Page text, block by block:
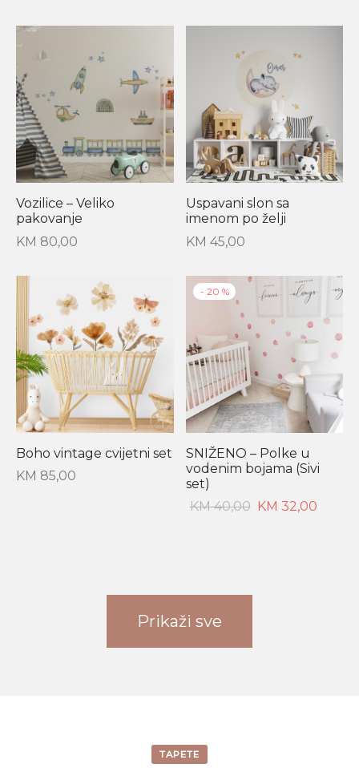
Vozilice – Veliko
pakovanje
KM 80,00
Uspavani slon sa
imenom po želji
KM 45,00
Boho vintage cvijetni set
KM 85,00
- 20 %
SNIŽENO – Polke u
vodenim bojama (Sivi
set)
KM40,00
Original
KM 32,00
Current
Prikaži sve
TAPETE